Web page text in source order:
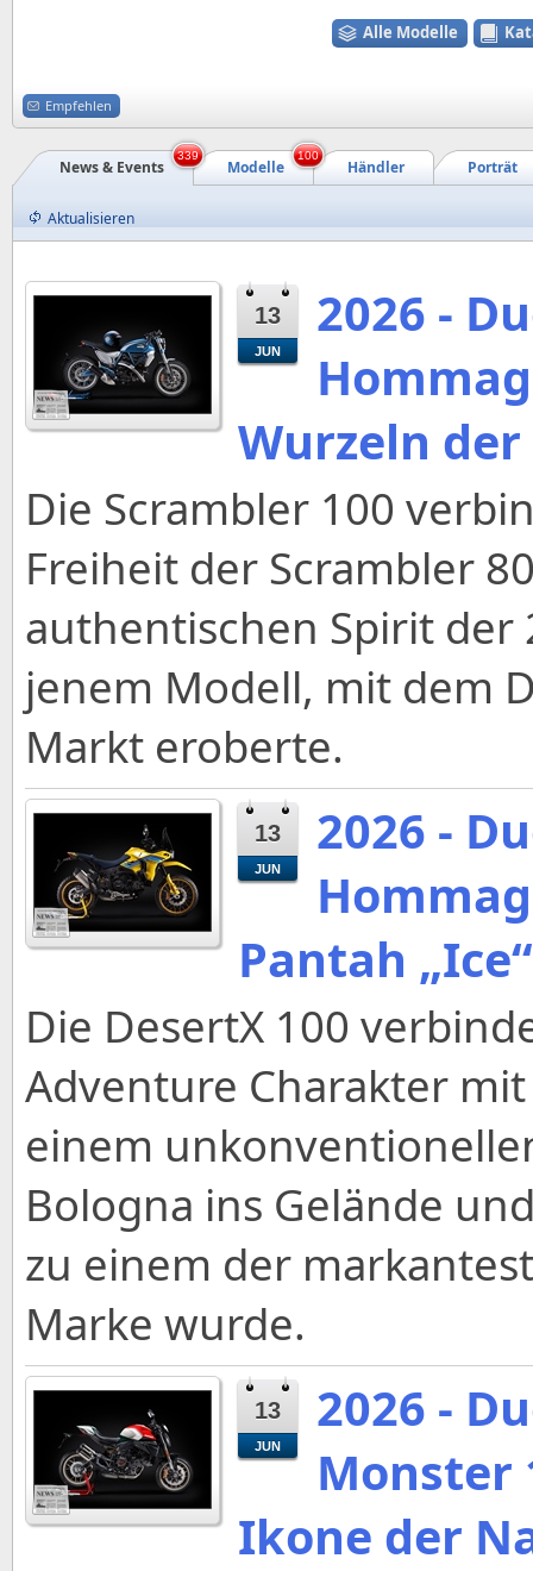
Alle Modelle
Empfehlen
Porträt
Händler
Modelle
News & Events
339 100
Aktualisieren
13
JUN
2026 -
Wurzeln
Die Scrambler 100
Freiheit der Scrambler
authentischen Spirit der
jenem Modell, mit dem
Markt eroberte.
13
JUN
2026 -
Pantah
Die DesertX 100
Adventure Charakter
einem
Bologna ins Gelände
zu einem der
Marke wurde.
13
JUN
2026 -
Monster
Ikone der